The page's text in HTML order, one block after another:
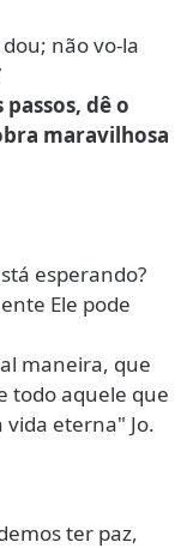
não vo-la
dê o
maravilhosa
esperando?
Ele pode
maneira, que
todo aquele que
vida eterna" Jo.
ter paz,